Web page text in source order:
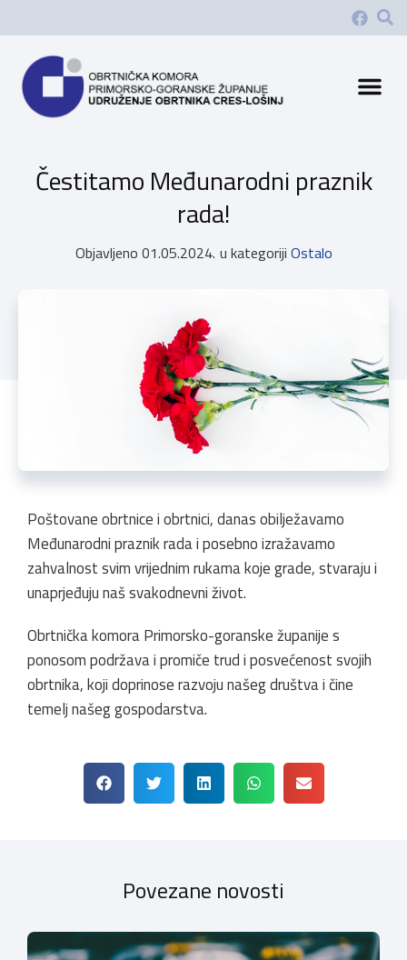
Čestitamo Međunarodni praznik
rada!
Objavljeno 01.05.2024. u kategoriji Ostalo
Poštovane obrtnice i obrtnici, danas obilježavamo
Međunarodni praznik rada i posebno izražavamo
zahvalnost svim vrijednim rukama koje grade, stvaraju i
unaprjeđuju naš svakodnevni život.
Obrtnička komora Primorsko-goranske županije s
ponosom podržava i promiče trud i posvećenost svojih
obrtnika, koji doprinose razvoju našeg društva i čine
temelj našeg gospodarstva.
Povezane novosti